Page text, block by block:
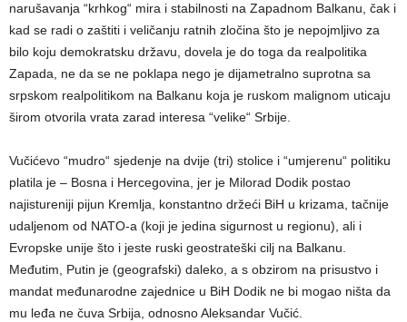
narušavanja “krhkog“ mira i stabilnosti na Zapadnom Balkanu, čak i
kad se radi o zaštiti i veličanju ratnih zločina što je nepojmljivo za
bilo koju demokratsku državu, dovela je do toga da realpolitika
Zapada, ne da se ne poklapa nego je dijametralno suprotna sa
srpskom realpolitikom na Balkanu koja je ruskom malignom uticaju
širom otvorila vrata zarad interesa “velike“ Srbije.
Vučićevo “mudro“ sjedenje na dvije (tri) stolice i “umjerenu“ politiku
platila je – Bosna i Hercegovina, jer je Milorad Dodik postao
najistureniji pijun Kremlja, konstantno držeći BiH u krizama, tačnije
udaljenom od NATO-a (koji je jedina sigurnost u regionu), ali i
Evropske unije što i jeste ruski geostrateški cilj na Balkanu.
Međutim, Putin je (geografski) daleko, a s obzirom na prisustvo i
mandat međunarodne zajednice u BiH Dodik ne bi mogao ništa da
mu leđa ne čuva Srbija, odnosno Aleksandar Vučić.